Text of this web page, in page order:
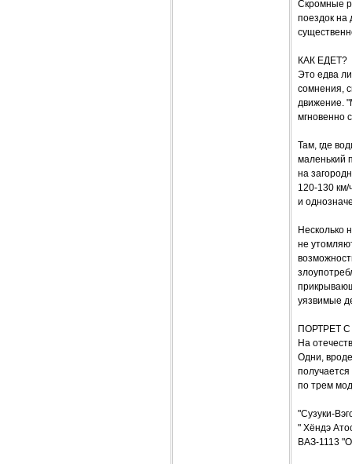
Скромные
поездок на
КАК ЕДЕТ?
Это едва
сомнения,
движение.
мгновенно
Там, где
маленький
на
120-130
и
Несколько
не
уязвимые
ПОРТРЕТ
На
Одни,
по трем
"Сузуки-
" Хёндэ
ВАЗ-1113